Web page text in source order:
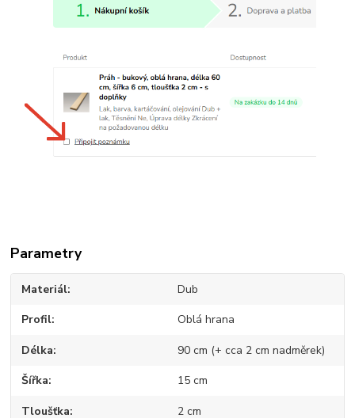
Parametry
Materiál Dub
Profil Oblá hrana
Délka 90 cm (+ cca 2 cm nadměrek)
Šířka 15 cm
Tloušťka 2 cm